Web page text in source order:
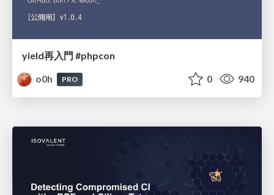
yield再入門 #phpcon
o0h
PRO 0 940